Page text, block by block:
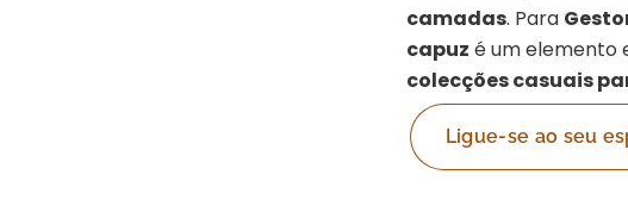
camadas. Para
capuz é um elemento
colecções casuais
Ligue-se ao seu